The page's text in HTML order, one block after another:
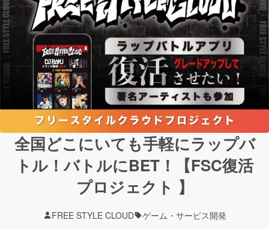
全国どこにいても手軽にラップバ
トル！バトルにBET！【FSC復活
プロジェクト 】
FREE STYLE CLOUD ゲーム・サービス開発